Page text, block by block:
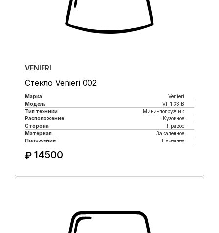
VENIERI
Стекло Venieri 002
Марка
Venieri
Модель
VF 1.33 B
Тип техники
Мини-погрузчик
Расположение
Кузовное
Сторона
Правое
Материал
Закаленное
Положение
Переднее
₽ 14500